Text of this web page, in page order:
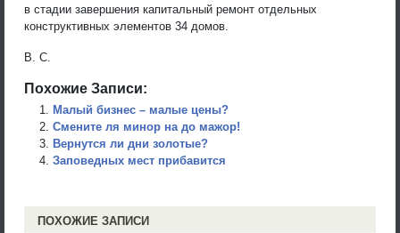
в стадии завершения капитальный ремонт отдельных
конструктивных элементов 34 домов.
В. С.
Похожие Записи:
Малый бизнес – малые цены?
Смените ля минор на до мажор!
Вернутся ли дни золотые?
Заповедных мест прибавится
ПОХОЖИЕ ЗАПИСИ